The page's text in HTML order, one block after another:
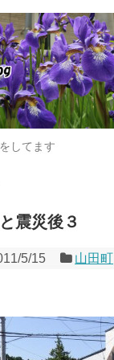
してます
震災後３
5/15 山田町